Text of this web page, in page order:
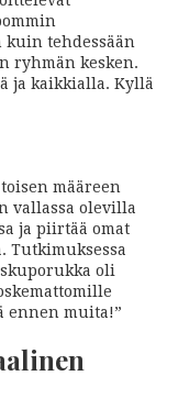
kuin tehdessään
ryhmän kesken.
ja kaikkialla. Kyllä
määreen
vallassa olevilla
ja piirtää omat
Tutkimuksessa
oli
ennen muita!”